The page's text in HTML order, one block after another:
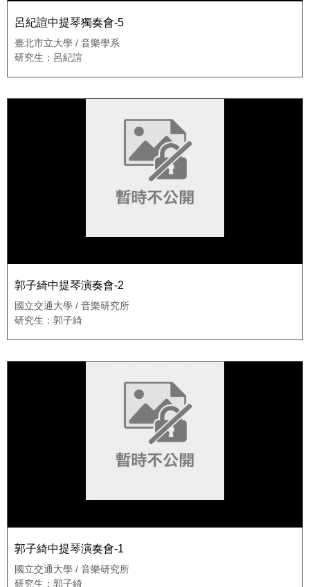
呂紀諠中提琴獨奏會-5
臺北市立大學 / 音樂學系
研究生：呂紀諠
郭子綺中提琴演奏會-2
國立交通大學 / 音樂研究所
研究生：郭子綺
郭子綺中提琴演奏會-1
國立交通大學 / 音樂研究所
研究生：郭子綺